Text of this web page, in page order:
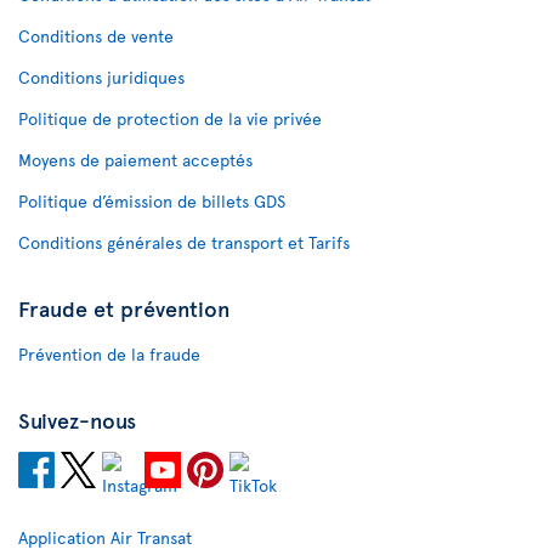
Conditions de vente
Conditions juridiques
Politique de protection de la vie privée
Moyens de paiement acceptés
Politique d’émission de billets GDS
Conditions générales de transport et Tarifs
Fraude et prévention
Prévention de la fraude
Suivez-nous
Application Air Transat